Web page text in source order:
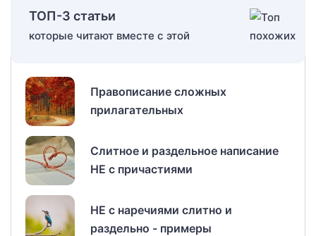
ТОП-3 статьи
которые читают вместе с этой
Правописание сложных
прилагательных
Слитное и раздельное написание
НЕ с причастиями
НЕ с наречиями слитно и
раздельно - примеры